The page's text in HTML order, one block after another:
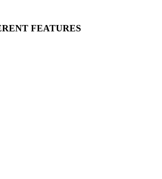
FEATURES